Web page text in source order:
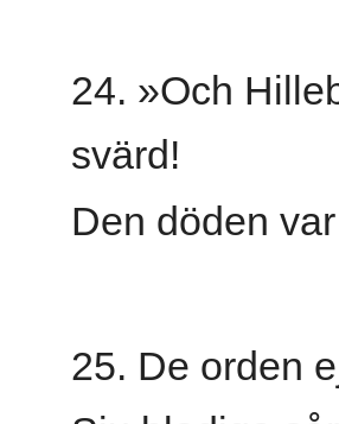
24. »Och
svärd!
Den döden
25. De orden